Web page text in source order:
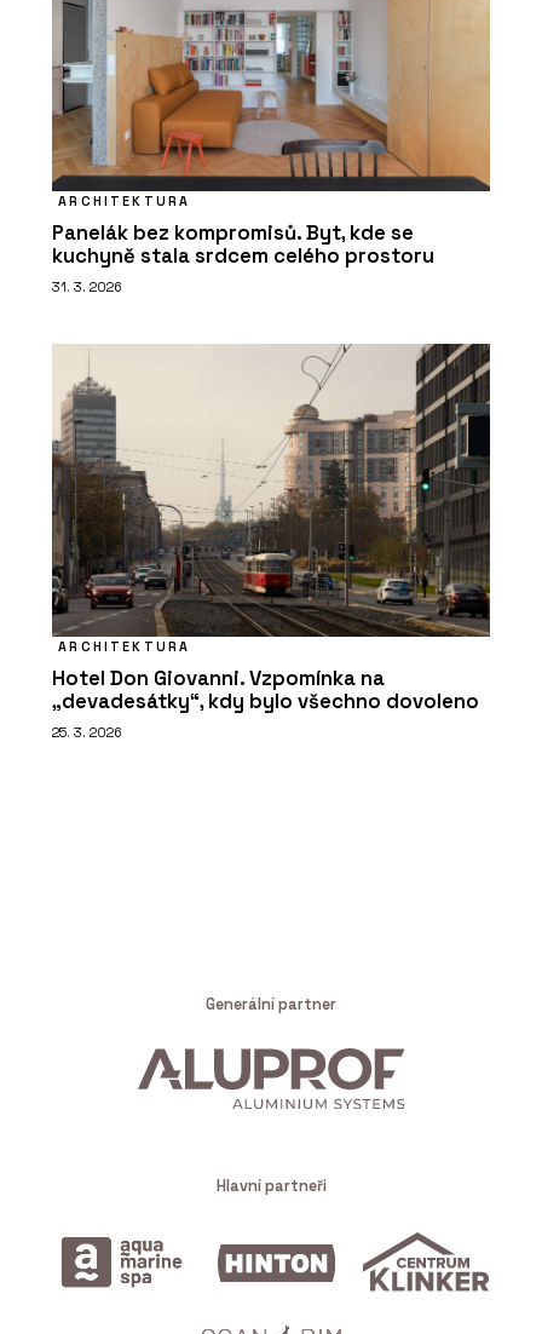
ARCHITEKTURA
Panelák bez kompromisů. Byt, kde se
kuchyně stala srdcem celého prostoru
31. 3. 2026
ARCHITEKTURA
Hotel Don Giovanni. Vzpomínka na
„devadesátky“, kdy bylo všechno dovoleno
25. 3. 2026
Generální partner
Hlavní partneři